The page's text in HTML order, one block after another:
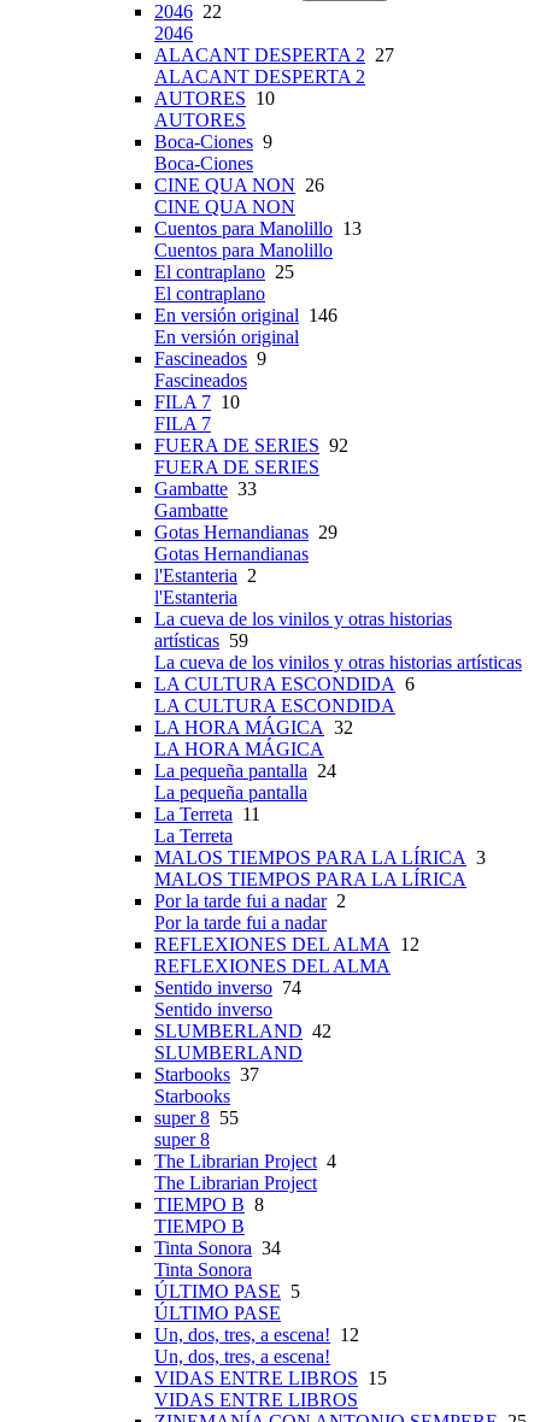
2046 22
2046
ALACANT DESPERTA 2 27
ALACANT DESPERTA 2
AUTORES 10
AUTORES
Boca-Ciones 9
Boca-Ciones
CINE QUA NON 26
CINE QUA NON
Cuentos para Manolillo 13
Cuentos para Manolillo
El contraplano 25
El contraplano
En versión original 146
En versión original
Fascineados 9
Fascineados
FILA 7 10
FILA 7
FUERA DE SERIES 92
FUERA DE SERIES
Gambatte 33
Gambatte
Gotas Hernandianas 29
Gotas Hernandianas
l'Estanteria 2
l'Estanteria
La cueva de los vinilos y otras historias
artísticas 59
La cueva de los vinilos y otras historias artísticas
LA CULTURA ESCONDIDA 6
LA CULTURA ESCONDIDA
LA HORA MÁGICA 32
LA HORA MÁGICA
La pequeña pantalla 24
La pequeña pantalla
La Terreta 11
La Terreta
MALOS TIEMPOS PARA LA LÍRICA 3
MALOS TIEMPOS PARA LA LÍRICA
Por la tarde fui a nadar2
Por la tarde fui a nadar
REFLEXIONES DEL ALMA
12
REFLEXIONES DEL ALMA
Sentido inverso 74
Sentido inverso
SLUMBERLAND 42
SLUMBERLAND
Starbooks 37
Starbooks
super 8 55
super 8
The Librarian Project 4
The Librarian Project
TIEMPO B 8
TIEMPO B
Tinta Sonora 34
Tinta Sonora
ÚLTIMO PASE 5
ÚLTIMO PASE
Un, dos, tres, a escena! 12
Un, dos, tres, a escena!
VIDAS ENTRE LIBROS 15
VIDAS ENTRE LIBROS